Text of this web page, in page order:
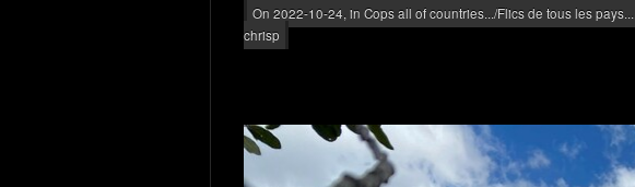
On 2022-10-24, in Cops all of countries.../Flics de tous les pays...
chrisp